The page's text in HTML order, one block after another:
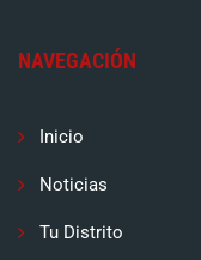
NAVEGACIÓN
Inicio
Noticias
Tu Distrito